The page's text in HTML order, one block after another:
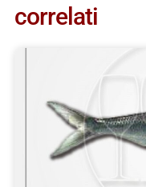
correlati